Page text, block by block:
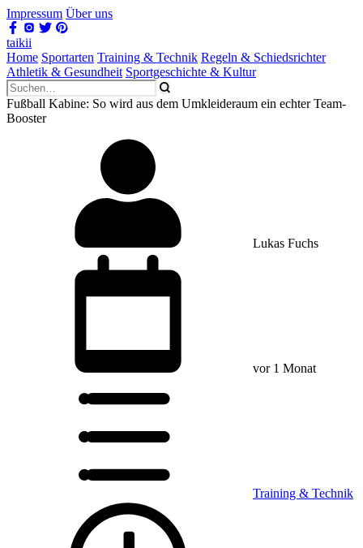
Impressum Über uns
taikii
Home Sportarten Training & Technik Regeln & Schiedsrichter
Athletik & Gesundheit Sportgeschichte & Kultur
Fußball Kabine: So wird aus dem Umkleideraum ein echter Team-
Booster
Lukas Fuchs
vor 1 Monat
Training & Technik